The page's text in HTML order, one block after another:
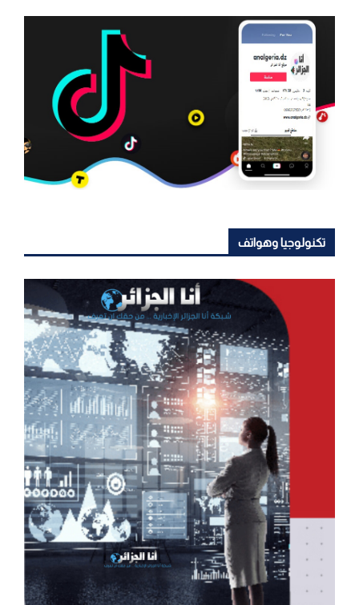
تكنولوجيا وهواتف